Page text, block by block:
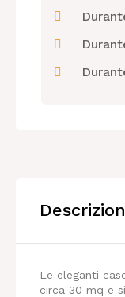
Le eleganti
circa 30 mq e